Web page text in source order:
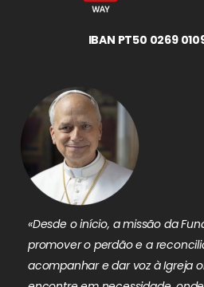
IBAN PT50 0269
«Desde o início, a missão da
promover o perdão e a
acompanhar e dar voz à Igreja